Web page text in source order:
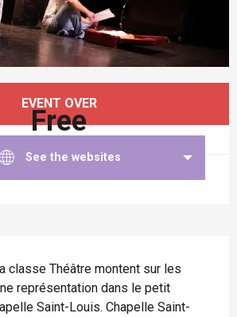
EVENT OVER
Free
See the websites
classe Théâtre montent sur les
représentation dans le petit
Saint-Louis. Chapelle Saint-